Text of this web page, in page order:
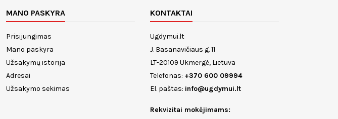
MANO PASKYRA
Prisijungimas
Mano paskyra
Užsakymų istorija
Adresai
Užsakymo sekimas
KONTAKTAI
Ugdymui.lt
J. Basanavičiaus g. 11
LT-20109 Ukmergė, Lietuva
Telefonas: +370 600 09994
El. paštas: info@ugdymui.lt
Rekvizitai mokėjimams: